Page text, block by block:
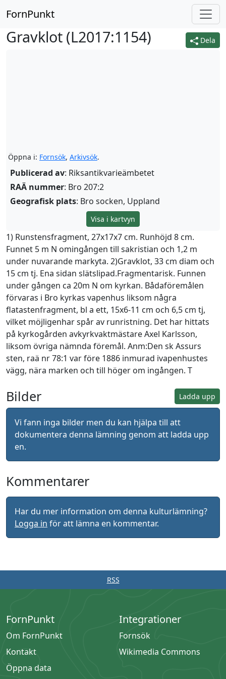
FornPunkt
Dela
Gravklot (L2017:1154)
Öppna i: Fornsök, Arkivsök.
Publicerad av: Riksantikvarieämbetet
RAÄ nummer: Bro 207:2
Geografisk plats: Bro socken, Uppland
Visa i kartvyn
1) Runstensfragment, 27x17x7 cm. Runhöjd 8 cm.
Funnet 5 m N omingången till sakristian och 1,2 m
under nuvarande markyta. 2)Gravklot, 33 cm diam och
15 cm tj. Ena sidan slätslipad.Fragmentarisk. Funnen
under gången ca 20m N om kyrkan. Bådaföremålen
förvaras i Bro kyrkas vapenhus liksom några
flatastenfragment, bl a ett, 15x6-11 cm och 6,5 cm tj,
vilket möjligenhar spår av runristning. Det har hittats
på kyrkogården avkyrkvaktmästare Axel Karlsson,
liksom övriga nämnda föremål. Anm:Den sk Assurs
sten, raä nr 78:1 var före 1886 inmurad ivapenhustes
vägg, nära marken och till höger om ingången. T
Ladda upp
Bilder
Vi fann inga bilder men du kan hjälpa till att
dokumentera denna lämning genom att ladda upp
en.
Kommentarer
Har du mer information om denna kulturlämning?
Logga in för att lämna en kommentar.
RSS
FornPunkt
Om FornPunkt
Kontakt
Öppna data
Integrationer
Fornsök
Wikimedia Commons